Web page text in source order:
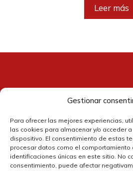
Gestionar
Para ofrecer las mejores experiencias,
las cookies para almacenar y/o acceder
dispositivo. El consentimiento de estas
procesar datos como el comportamiento
identificaciones únicas en este sitio. No
consentimiento, puede afectar
Leer más
Contacto